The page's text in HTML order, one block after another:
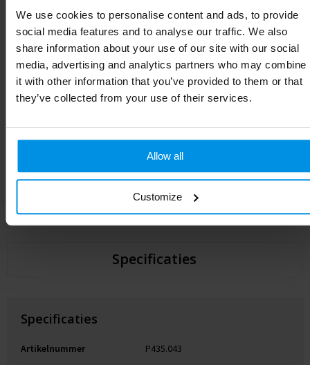
We use cookies to personalise content and ads, to provide
social media features and to analyse our traffic. We also
share information about your use of our site with our social
media, advertising and analytics partners who may combine
it with other information that you’ve provided to them or that
they’ve collected from your use of their services.
Allow all
Customize
Vrijblijvende offerte
Sample aanvragen
Geleverd binnen4 werkdag(en)
Logo uploadenin de volgende stap
Betalen op rekeningbinnen 14 dagen
, kwaliteit boven kwantiteit
Specificaties
Specificaties
Artikelnummer P435.043